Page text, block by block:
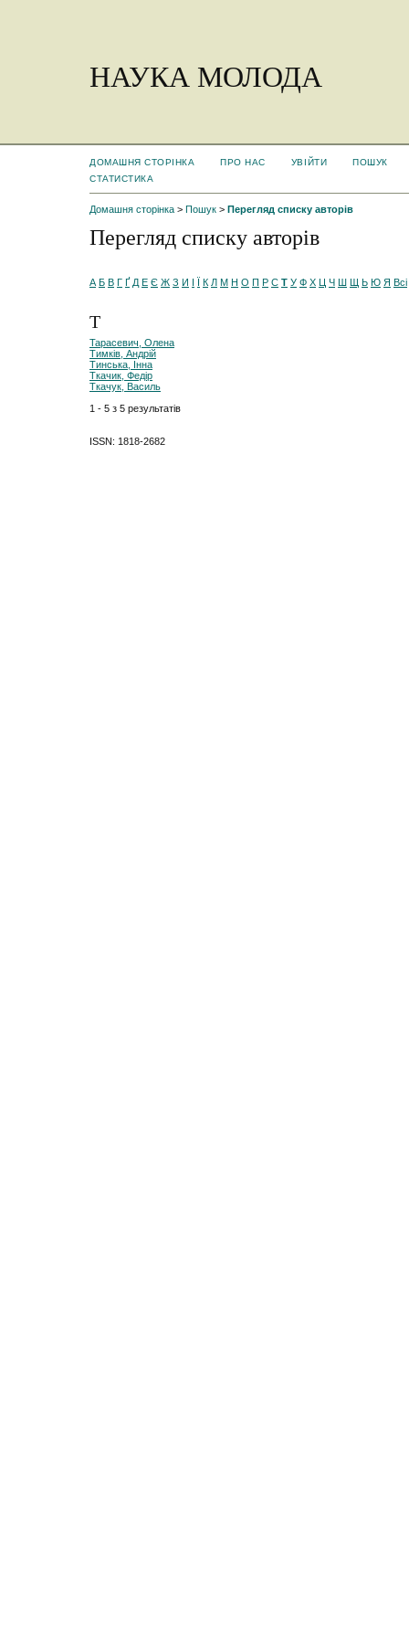
НАУКА МОЛОДА
ДОМАШНЯ СТОРІНКА ПРО НАС УВІЙТИ
ПОШУК
СТАТИСТИКА
Домашня сторінка > Пошук > Перегляд списку авторів
Перегляд списку авторів
А Б В Г Ґ Д Е Є Ж З И І Ї К Л М Н О П Р С Т У Ф Х Ц Ч Ш Щ Ь Ю Я Всі
Т
Тарасевич, Олена
Тимків, Андрій
Тинська, Інна
Ткачик, Федір
Ткачук, Василь
1 - 5 з 5 результатів
ISSN: 1818-2682